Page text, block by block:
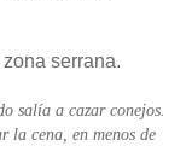
serrana.
salía a cazar conejos.
la cena, en menos de